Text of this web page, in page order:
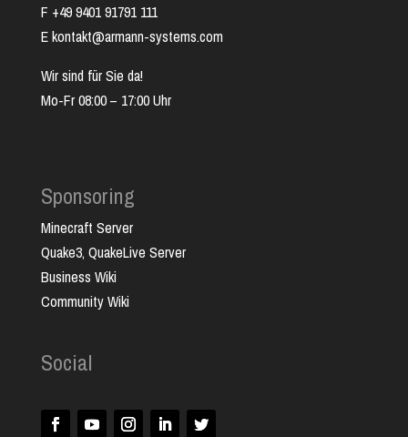
F +49 9401 91791 111
E kontakt@armann-systems.com
Wir sind für Sie da!
Mo-Fr 08:00 – 17:00 Uhr
Sponsoring
Minecraft Server
Quake3, QuakeLive Server
Business Wiki
Community Wiki
Social